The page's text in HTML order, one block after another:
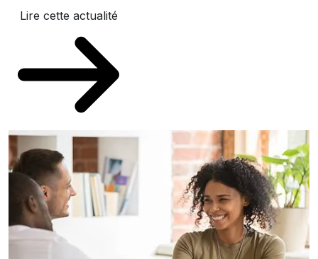
Lire cette actualité